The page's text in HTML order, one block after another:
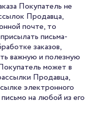
Покупатель не
Продавца,
почте, то
письма-
заказов,
важную и полезную
может в
Продавца,
электронного
на любой из его